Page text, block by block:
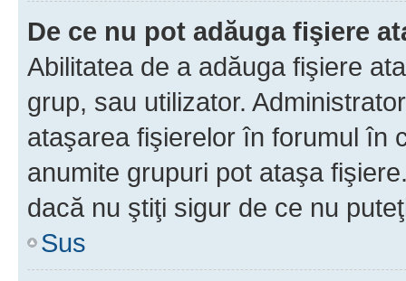
De ce nu pot adăuga fişiere
Abilitatea de a adăuga fişiere
grup, sau utilizator.
ataşarea fişierelor în forumul în
anumite grupuri pot ataşa
dacă nu ştiţi sigur de ce nu
Sus